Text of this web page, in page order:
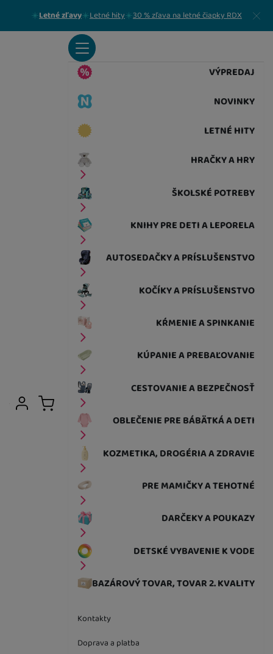
Letné zľavy Letné hity 30 % zľava na letné čiapky RDX Zavrieť
VÝPREDAJ
NOVINKY
LETNÉ HITY
HRAČKY A HRY
ŠKOLSKÉ POTREBY
KNIHY PRE DETI A LEPORELA
AUTOSEDAČKY A PRÍSLUŠENSTVO
KOČÍKY A PRÍSLUŠENSTVO
KŔMENIE A SPINKANIE
KÚPANIE A PREBAĽOVANIE
CESTOVANIE A BEZPEČNOSŤ
OBLEČENIE PRE BÁBÄTKÁ A DETI
KOZMETIKA, DROGÉRIA A ZDRAVIE
PRE MAMIČKY A TEHOTNÉ
DARČEKY A POUKAZY
DETSKÉ VYBAVENIE K VODE
BAZÁROVÝ TOVAR, TOVAR 2. KVALITY
Kontakty
Doprava a platba
Užívateľská sekcia
Prihlásiť sa
Košík